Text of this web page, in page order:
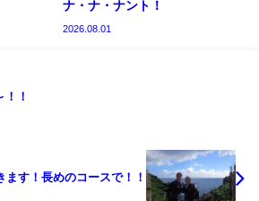
ナ・ナ・ナント！
2026.08.01
！！
ます！長めのコースで！！